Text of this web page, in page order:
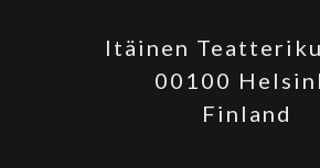
Itäinen
00100
Finland